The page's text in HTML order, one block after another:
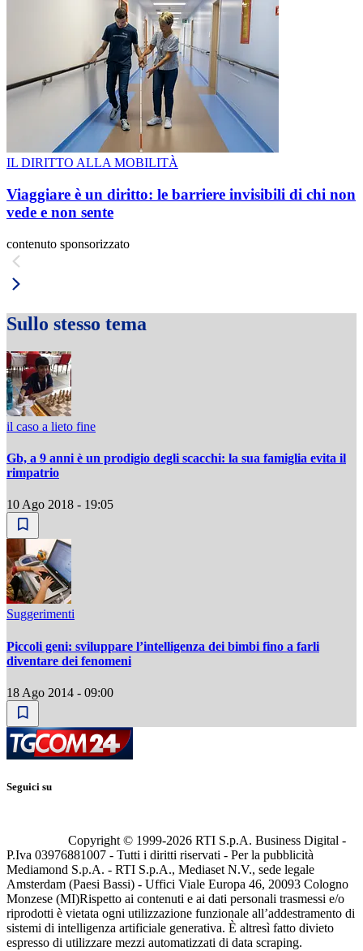
IL DIRITTO ALLA MOBILITÀ
Viaggiare è un diritto: le barriere invisibili di chi non
vede e non sente
contenuto sponsorizzato
Sullo stesso tema
il caso a lieto fine
Gb, a 9 anni è un prodigio degli scacchi: la sua famiglia evita il
rimpatrio
10 Ago 2018 - 19:05
Suggerimenti
Piccoli geni: sviluppare l’intelligenza dei bimbi fino a farli
diventare dei fenomeni
18 Ago 2014 - 09:00
Seguici su
Copyright © 1999-2026 RTI S.p.A. Business Digital -
P.Iva 03976881007 - Tutti i diritti riservati - Per la pubblicità
Mediamond S.p.A. - RTI S.p.A., Mediaset N.V., sede legale
Amsterdam (Paesi Bassi) - Uffici Viale Europa 46, 20093 Cologno
Monzese (MI)Rispetto ai contenuti e ai dati personali trasmessi e/o
riprodotti è vietata ogni utilizzazione funzionale all’addestramento di
sistemi di intelligenza artificiale generativa. È altresì fatto divieto
espresso di utilizzare mezzi automatizzati di data scraping.